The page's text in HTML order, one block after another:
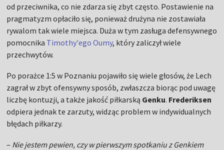
od przeciwnika, co nie zdarza się zbyt często. Postawienie na
pragmatyzm opłaciło się, ponieważ drużyna nie zostawiała
rywalom tak wiele miejsca. Duża w tym zasługa defensywnego
pomocnika Timothy'ego Oumy, który zaliczył wiele
przechwytów.
Po porażce 1:5 w Poznaniu pojawiło się wiele głosów, że Lech
zagrał w zbyt ofensywny sposób, zwłaszcza biorąc pod uwagę
liczbę kontuzji, a także jakość piłkarską Genku. Frederiksen
odpiera jednak te zarzuty, widząc problem w indywidualnych
błędach piłkarzy.
– Nie jestem pewien, czy w pierwszym spotkaniu z Genkiem